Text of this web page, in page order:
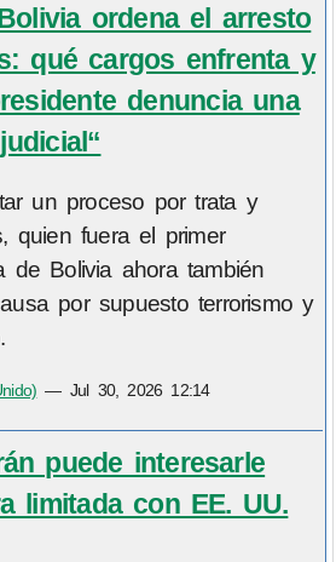
ordena el arresto
qué cargos enfrenta y
denuncia una
un proceso por trata y
quien fuera el primer
de Bolivia ahora también
por supuesto terrorismo y
— Jul 30, 2026 12:14
puede interesarle
limitada con EE. UU.